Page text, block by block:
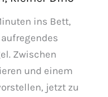
ins Bett,
Zwischen
und einem
jetzt zu